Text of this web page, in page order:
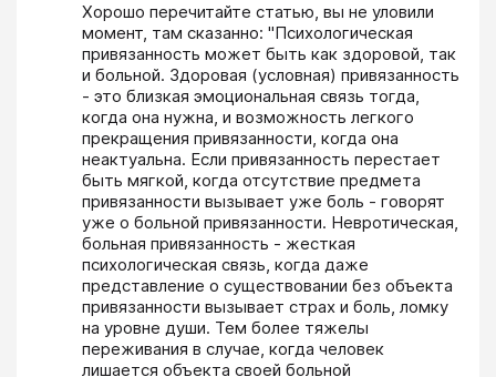
Хорошо перечитайте статью, вы не уловили
момент, там сказанно: "Психологическая
привязанность может быть как здоровой, так
и больной. Здоровая (условная) привязанность
- это близкая эмоциональная связь тогда,
когда она нужна, и возможность легкого
прекращения привязанности, когда она
неактуальна. Если привязанность перестает
быть мягкой, когда отсутствие предмета
привязанности вызывает уже боль - говорят
уже о больной привязанности. Невротическая,
больная привязанность - жесткая
психологическая связь, когда даже
представление о существовании без объекта
привязанности вызывает страх и боль, ломку
на уровне души. Тем более тяжелы
переживания в случае, когда человек
лишается объекта своей больной